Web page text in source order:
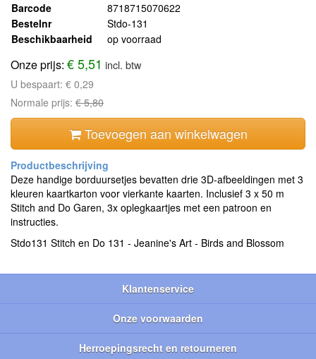
Barcode
8718715070622
Bestelnr
Stdo-131
Beschikbaarheid
op voorraad
Onze prijs: € 5,51 incl. btw
U bespaart: € 0,29
Normale prijs: € 5,80
Toevoegen aan winkelwagen
Deze handige borduursetjes bevatten drie 3D-afbeeldingen met 3
kleuren kaartkarton voor vierkante kaarten. Inclusief 3 x 50 m
Stitch and Do Garen, 3x oplegkaartjes met een patroon en
instructies.
Stdo131 Stitch en Do 131 - Jeanine's Art - Birds and Blossom
Klantenservice
Onze voorwaarden
Herroepingsrecht en retourneren